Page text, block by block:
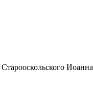
Иоанна